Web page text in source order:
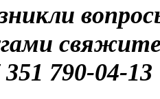
790-04-13